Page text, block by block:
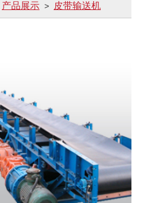
产品展示 > 皮带输送机